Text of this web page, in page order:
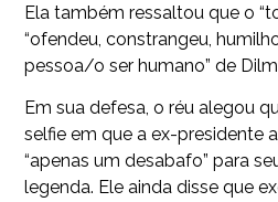
Ela também ressaltou que o
“ofendeu, constrangeu,
pessoa/o ser humano” de
Em sua defesa, o réu alegou
selfie em que a ex-presidente
“apenas um desabafo” para
legenda. Ele ainda disse que